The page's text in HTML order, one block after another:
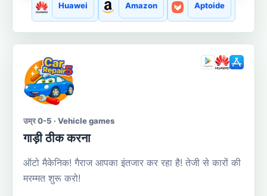
Huawei Amazon Aptoide
उम्र 0-5 · Vehicle games
गाड़ी ठीक करना
ऑटो मैकेनिक! गैराज आपका इंतजार कर रहा है! तेजी से कारों की
मरम्मत शुरू करो!